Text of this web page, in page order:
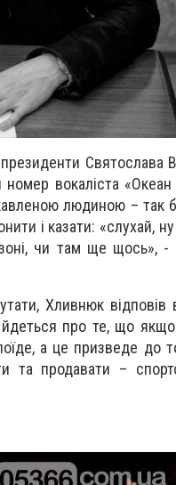
Святослава
вокаліста «Океан
людиною – так
і казати: «слухай,
зоні, чи там ще щось», -
Хливнюк відповів
йдеться про те, що
а це призведе до
та продавати –